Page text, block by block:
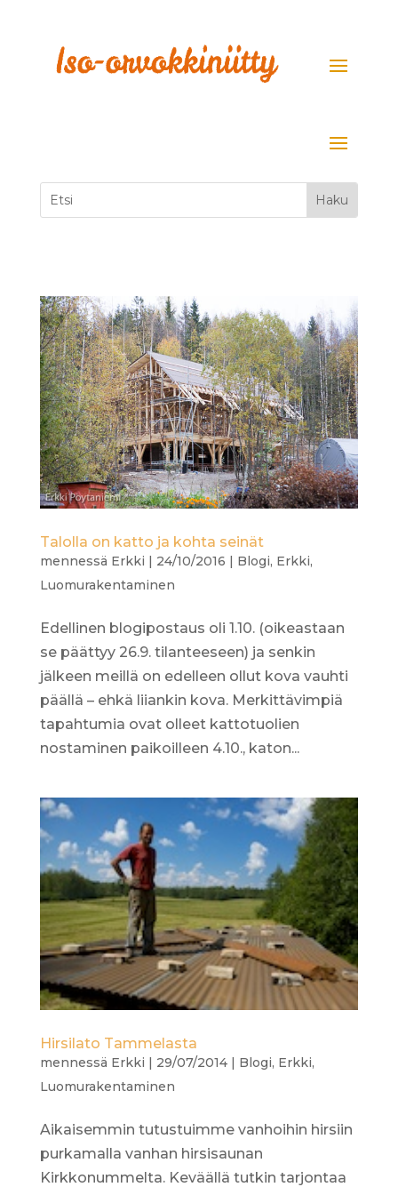
Talolla on katto ja kohta seinät
mennessä Erkki | 24/10/2016 | Blogi, Erkki,
Luomurakentaminen
Edellinen blogipostaus oli 1.10. (oikeastaan
se päättyy 26.9. tilanteeseen) ja senkin
jälkeen meillä on edelleen ollut kova vauhti
päällä – ehkä liiankin kova. Merkittävimpiä
tapahtumia ovat olleet kattotuolien
nostaminen paikoilleen 4.10., katon...
Hirsilato Tammelasta
mennessä Erkki | 29/07/2014| Blogi, Erkki,
Luomurakentaminen
Aikaisemmin tutustuimme vanhoihin hirsiin
purkamalla vanhan hirsisaunan
Kirkkonummelta. Keväällä tutkin tarjontaa